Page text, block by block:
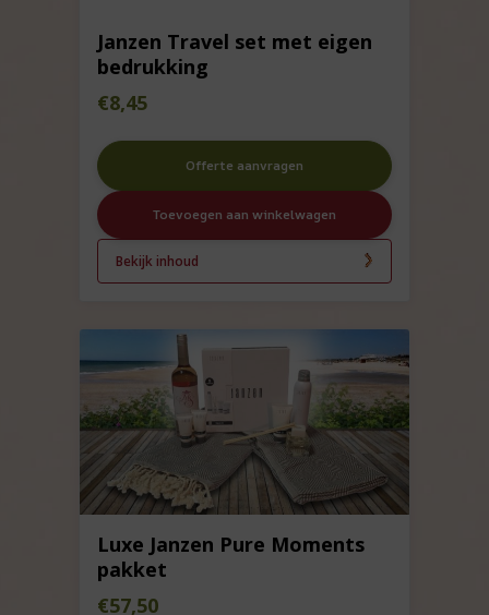
Janzen Travel set met eigen
bedrukking
€8,45
Offerte aanvragen
Toevoegen aan winkelwagen
Bekijk inhoud
Luxe Janzen Pure Moments
pakket
€57,50